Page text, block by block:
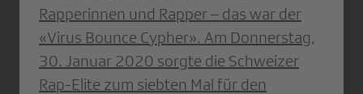
Rapperinnen und Rapper – das war der
«Virus Bounce Cypher». Am Donnerstag,
30. Januar 2020 sorgte die Schweizer
Rap-Elite zum siebten Mal für den